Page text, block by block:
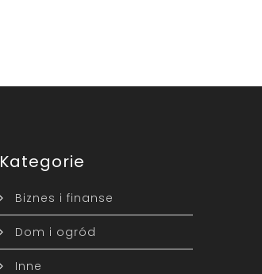
Kategorie
Biznes i finanse
Dom i ogród
Inne